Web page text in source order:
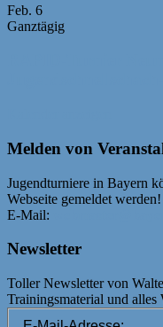
Feb. 6
Ganztägig
Melden von
Jugendturniere in Bayern
Webseite gemeldet werden!
E-Mail:
Newsletter
Toller Newsletter von
Trainingsmaterial und alles